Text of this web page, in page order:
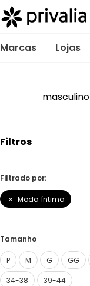
Marcas Lojas
masculino
Filtros
Filtrado por:
Moda íntima
Tamanho
P M G GG
34-38
39-44